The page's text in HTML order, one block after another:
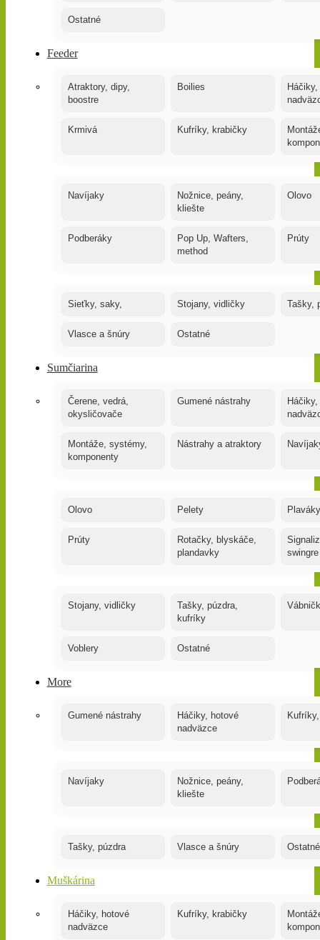
Ostatné
Feeder
Atraktory, dipy,
boostre
Boilies
Krmivá Kufríky, krabičky
Navíjaky
Nožnice, peány,
kliešte
Olovo
Podberáky
Pop Up, Wafters,
method
Prúty
Sieťky, saky, Stojany, vidličky Tašky,
Vlasce a šnúry Ostatné
Sumčiarina
Čerene, vedrá,
okysličovače
Gumené nástrahy
Montáže, systémy,
komponenty
Nástrahy a atraktory
Olovo Pelety
Prúty
Rotačky, blyskáče,
plandavky
swingre
Stojany, vidličky
Tašky, púzdra,
kufríky
Voblery Ostatné
More
Gumené nástrahy
Háčiky, hotové
nadväzce
Navíjaky
Nožnice, peány,
kliešte
Tašky, púzdra Vlasce a šnúry Ostatné
Muškárina
Háčiky, hotové
nadväzce
Kufríky, krabičky